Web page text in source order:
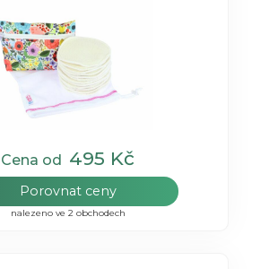
Cena od 495 Kč
Porovnat ceny
nalezeno ve 2 obchodech